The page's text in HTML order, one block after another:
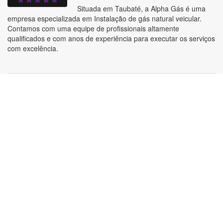
Situada em Taubaté, a Alpha Gás é uma
empresa especializada em Instalação de gás natural veicular.
Contamos com uma equipe de profissionais altamente
qualificados e com anos de experiência para executar os serviços
com excelência.